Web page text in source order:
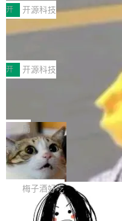
MPComm将作为一种传输引
ENT，实现零拷贝传输性能提
传输性能最高提升5倍。UCL-
于自研UCL-Engine通信引擎
持续开源更多基于UCL-
件。 腾讯网平团队在UCL-
个独立于业务线程的全局通
型案例入选名单》，深信服“
开源 AI 编程平台 CoStrict 应
创新与落地成效成功入选。
助力企业AI研发安全落地 当
经开始引入 AI Coding 工具
型或企业内部部署模型提升
Coding 从个人辅助工具逐步
级应用，企业在规模化落地
可控性和代码质量提出了更
安全与合规要求。对于大多
有云模型能够满足快速试用
但对于金融、能源、医疗等
开 开源科技
深信服AI算力网关入选工信
前不久，工业和信息化部正
智能应用典型案例名单》，
各领域的应用成果，覆盖技
产品应用、支撑保障、专题等
AI算力网关（AI创新平台）
各业的Agent走向规模化建设
渐丰富，用户关注的重点也
让AI用起来，还要进一步看
Token花在哪里、算力是否被
续增长的AI成本该如何优化
正是围绕这些实际问题，从
理两个方面，让用户的每一
开 开源科技
Jeff Dean 离开 Google：
束，一个实验室的开始
Google 员工编号 20。
Bigtable 作者之一。
Gemini 的架构师。Google
ean 在 Google 工作了 27 年
不是一个人走。一同离开的
wat（Google 员工编号 23
年的编程搭档，
作者）、Quoc Le（Google
局
🔥 SolonCode v2026.8.4
字体可调、22 种语言、记
打开终端就能上岗的全中文
把「看得清、用母语、记得
齐。 SolonCode 是什么
耳科技研发的企业级终端编
梅子酒好吃
让“代码语义理解”深度释